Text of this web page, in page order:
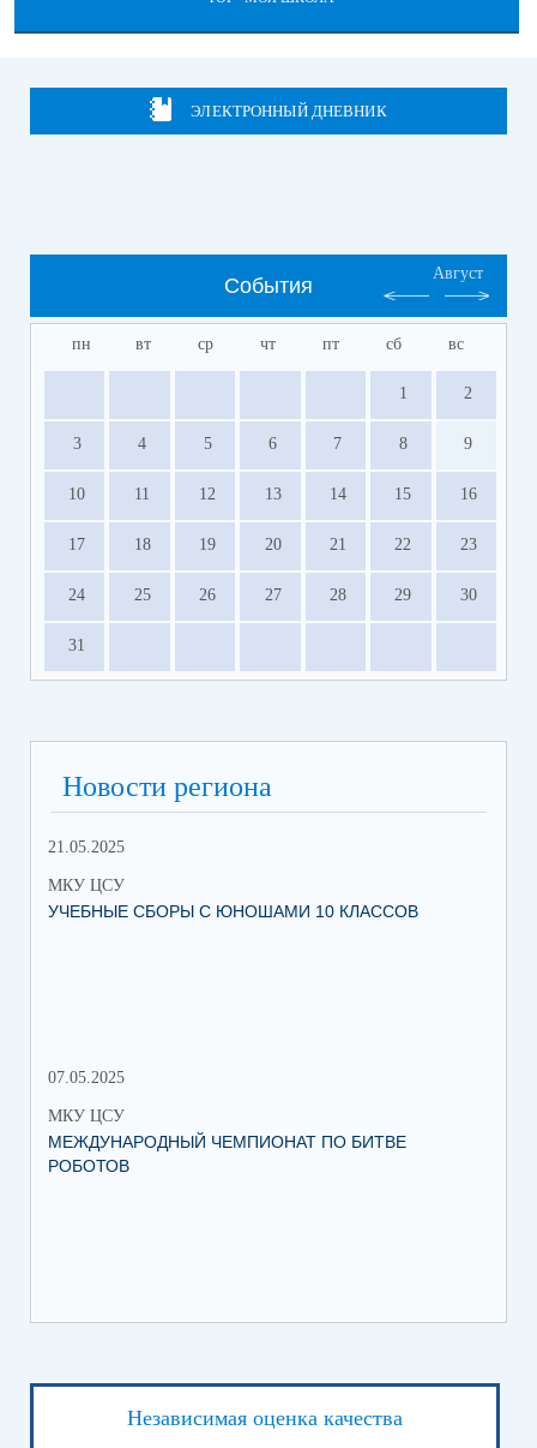
ЭЛЕКТРОННЫЙ ДНЕВНИК
События
Август
пн вт ср чт пт сб вс
1 2
3 4 5 6 7 8 9
10 11 12 13 14 15 16
17 18 19 20 21 22 23
24 25 26 27 28 29 30
31
Новости региона
21.05.2025
МКУ ЦСУ
УЧЕБНЫЕ СБОРЫ С ЮНОШАМИ 10 КЛАССОВ
07.05.2025
МКУ ЦСУ
МЕЖДУНАРОДНЫЙ ЧЕМПИОНАТ ПО БИТВЕ
РОБОТОВ
Независимая оценка качества